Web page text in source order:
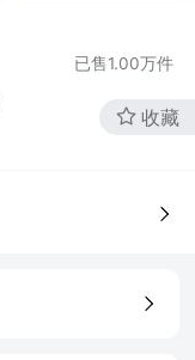
已售1.00万件
收藏